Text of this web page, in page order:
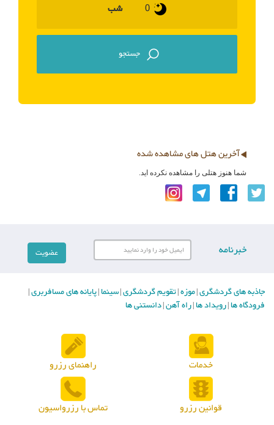
شب
آخرین هتل های مشاهده شده
شما هنوز هتلی را مشاهده نکرده اید.
خبرنامه
جاذبه های گردشگری|موزه|تقویم گردشگری|سینما|پایانه های مسافربری|
فرودگاه ها|رویداد ها|راه آهن|دانستنی ها
خدمات راهنمای رزرو
قوانین رزرو تماس با رزرواسیون